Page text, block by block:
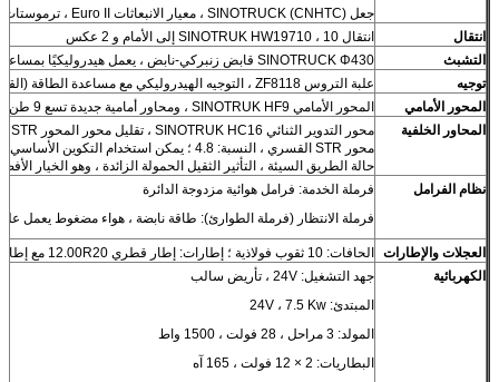
جعل SINOTRUCK (CNHTC) ، معيار الانبعاثات Euro II ، ترموستات مع بدء التشغيل 71 ℃ ، المروحة الصلبة
انتقال
انتقال SINOTRUK HW19710 ، 10 إلى الأمام و 2 عكس
التشبث
SINOTRUCK Φ430 قابض زنبركي-نابض ، يعمل هيدروليكيًا بمساعدة الهواء
توجيه
علبة التروس ZF8118 ، التوجيه الهيدروليكي مع مساعدة الطاقة (القيادة اليسرى)
المحور الأمامي
المحور الأمامي SINOTRUK HF9 ، ومحاور أمامية جديدة تسع 9 طن مزودة بمكابح طبلية.
المحاور الخلفية
حالة الطريق السيئة ، التأثير الثقيل الحمولة الزائدة ، وهو الخيار
نظام الفرامل
فرملة الخدمة: فرامل هوائية مزدوجة الدائرة
فرملة الانتظار (فرملة الطوارئ): طاقة نابضة ، هواء مضغوط يعمل
العجلات والإطارات الحافات: 10 ثقوب فولاذية ؛ إطارات: إطار قطري 12.00R20 مع إطار احتياطي واحد.
الكهربائية
جهد التشغيل: 24V ، تأريض سالب
المبتدئ: 24V ، 7.5 Kw
المولد: 3 مراحل ، 28 فولت ، 1500 واط
البطاريات: 2 × 12 فولت ، 165 آه